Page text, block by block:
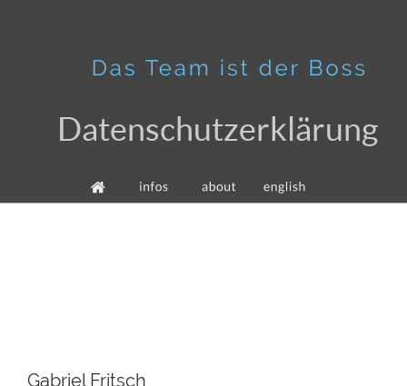
Datenschutzerklärung
Gabriel Fritsch